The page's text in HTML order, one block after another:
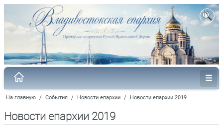
На главную / События / Новости епархии / Новости епархии 2019
Новости епархии 2019